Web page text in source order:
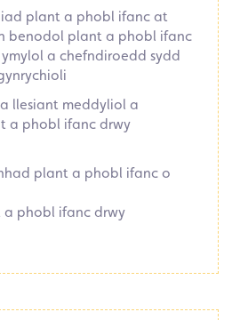
plant a phobl ifanc at
benodol plant a phobl ifanc
a chefndiroedd sydd
llesiant meddyliol a
a phobl ifanc drwy
plant a phobl ifanc o
a phobl ifanc drwy